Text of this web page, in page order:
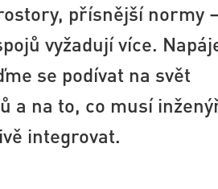
přísnější normy –
vyžadují více.
se podívat na svět
a na to, co musí
integrovat.